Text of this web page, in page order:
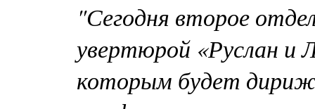
"Сегодня второе
увертюрой «Руслан и
которым будет